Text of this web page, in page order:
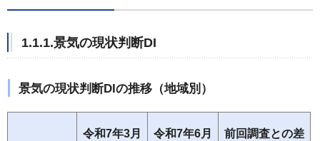
1.1.1.景気の現状判断DI
景気の現状判断DIの推移（地域別）
令和7年3月 令和7年6月 前回調査との差